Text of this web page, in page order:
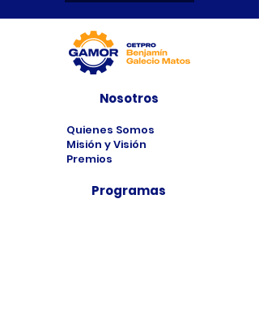
Nosotros
Quienes Somos
Misión y Visión
Premios
Programas